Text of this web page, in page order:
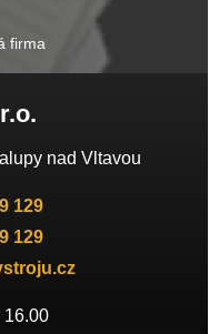
firma
nad Vltavou
129
129